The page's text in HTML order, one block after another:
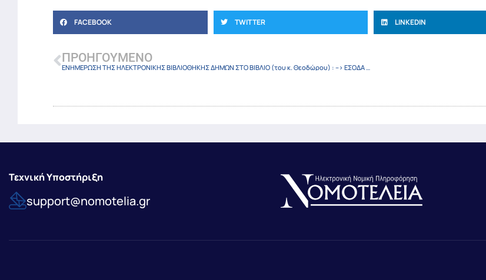
FACEBOOK TWITTER LINKEDIN
ΠΡΟΗΓΟΎΜΕΝΟ
ΕΝΗΜΕΡΩΣΗ ΤΗΣ ΗΛΕΚΤΡΟΝΙΚΗΣ ΒΙΒΛΙΟΘΗΚΗΣ ΔΗΜΩΝ ΣΤΟ ΒΙΒΛΙΟ (του κ. Θεοδώρου) : –> ΕΣΟΔΑ ΤΩΝ ΔΗΜΩΝ καθώς και τα ΕΣΟΔΑ ΟΤΑ – ΥΠΟΔΕΙΓΜΑΤΑ
Τεχνική Υποστήριξη
support@nomotelia.gr